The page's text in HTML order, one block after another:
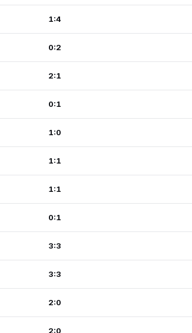
1:4
0:2
2:1
0:1
1:0
1:1
1:1
0:1
3:3
3:3
2:0
2:0